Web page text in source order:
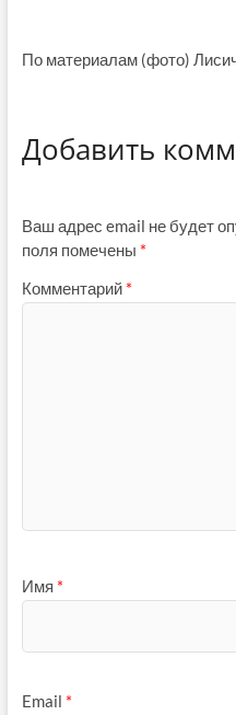
По материалам (фото)
Добавить
Ваш адрес email не будет
поля помечены *
Комментарий *
Имя *
Email *